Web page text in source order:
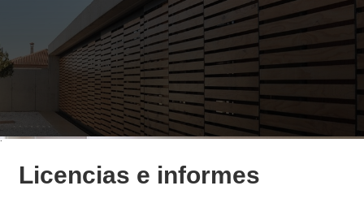
.
Licencias e informes